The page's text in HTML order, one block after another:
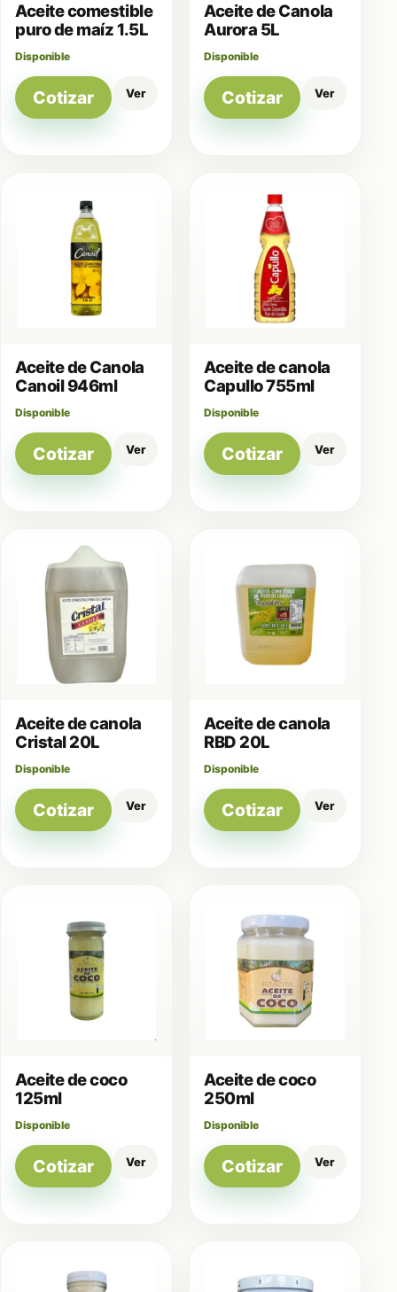
Aceite comestible
puro de maíz 1.5L
Disponible
Cotizar Ver
Aceite de Canola
Aurora 5L
Disponible
Cotizar Ver
Aceite de Canola
Canoil 946ml
Disponible
Cotizar Ver
Aceite de canola
Capullo 755ml
Disponible
Cotizar Ver
Aceite de canola
Cristal 20L
Disponible
Cotizar Ver
Aceite de canola
RBD 20L
Disponible
Cotizar Ver
Aceite de coco
125ml
Disponible
Cotizar Ver
Aceite de coco
250ml
Disponible
Cotizar Ver